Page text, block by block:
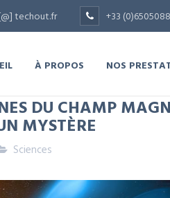
techout.fr +33
À PROPOS NOS
DU CHAMP
MYSTÈRE
Sciences